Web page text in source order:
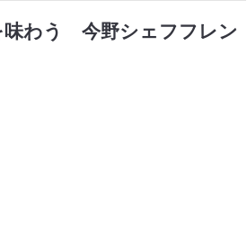
味わう 今野シェフフレン